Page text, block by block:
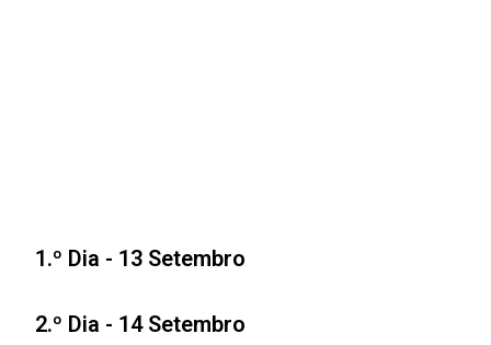
1.º Dia - 13 Setembro
2.º Dia - 14 Setembro